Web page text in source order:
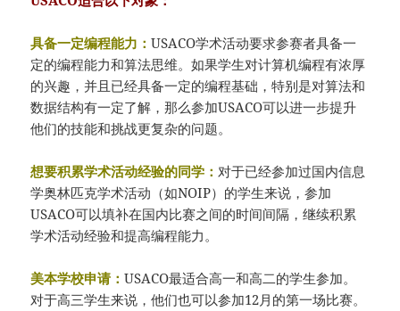
具备一定编程能力：USACO学术活动要求参赛者具备一
定的编程能力和算法思维。如果学生对计算机编程有浓厚
的兴趣，并且已经具备一定的编程基础，特别是对算法和
数据结构有一定了解，那么参加USACO可以进一步提升
他们的技能和挑战更复杂的问题。
想要积累学术活动经验的同学：对于已经参加过国内信息
学奥林匹克学术活动（如NOIP）的学生来说，参加
USACO可以填补在国内比赛之间的时间间隔，继续积累
学术活动经验和提高编程能力。
美本学校申请：USACO最适合高一和高二的学生参加。
对于高三学生来说，他们也可以参加12月的第一场比赛。